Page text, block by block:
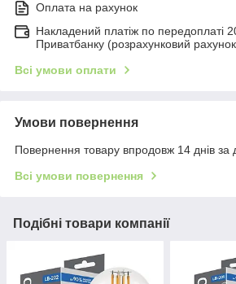
Оплата на рахунок
Накладений платіж по передоплаті
Приватбанку (розрахунковий
Всі умови оплати
Умови повернення
Повернення товару впродовж 14 днів за
Всі умови повернення
Подібні товари компанії